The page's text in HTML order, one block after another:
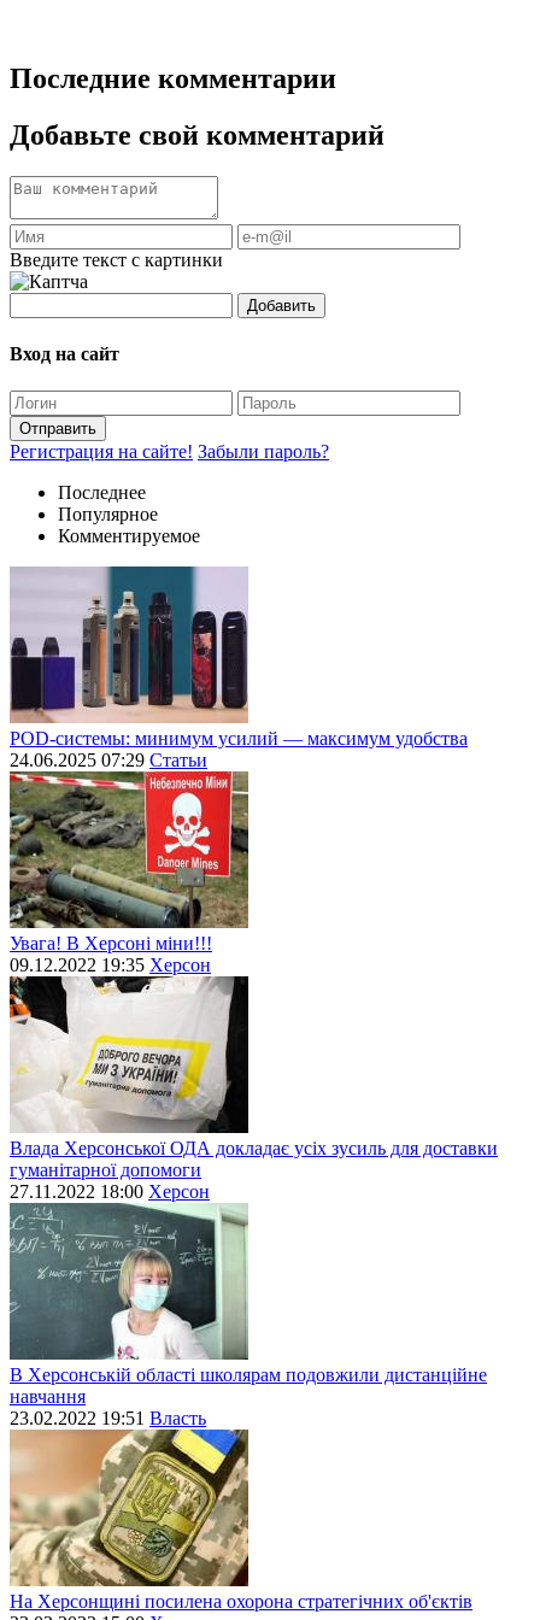
Последние комментарии
Добавьте свой комментарий
Введите текст с картинки
Добавить
Вход на сайт
Отправить
Регистрация на сайте! Забыли пароль?
Последнее
Популярное
Комментируемое
POD-системы: минимум усилий — максимум удобства
24.06.2025 07:29 Статьи
Увага! В Херсоні міни!!!
09.12.2022 19:35 Херсон
Влада Херсонської ОДА докладає усіх зусиль для доставки
гуманітарної допомоги
27.11.2022 18:00 Херсон
В Херсонській області школярам подовжили дистанційне
навчання
23.02.2022 19:51 Власть
На Херсонщині посилена охорона стратегічних об'єктів